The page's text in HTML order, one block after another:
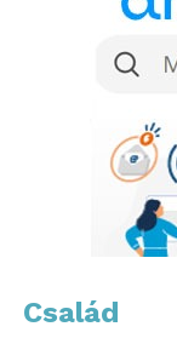
A
Ez a kettősség
kihívás elé
pedig a
tévés sugárzás
jelátvitelen
keresztül,
Család